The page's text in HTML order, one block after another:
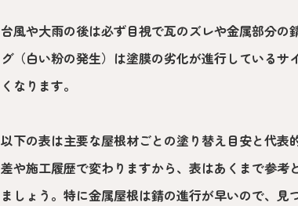
台風や大雨の後は必ず目視で瓦のズレや金属部分
グ（白い粉の発生）は塗膜の劣化が進行している
くなります。
以下の表は主要な屋根材ごとの塗り替え目安と代
差や施工履歴で変わりますから、表はあくまで参
ましょう。特に金属屋根は錆の進行が早いので、